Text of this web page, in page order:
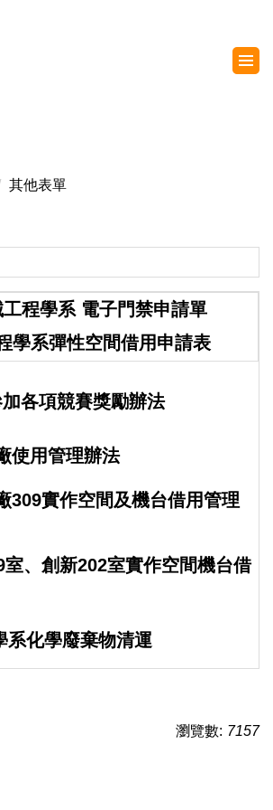
其他表單
程學系 電子門禁申請單
學系彈性空間借用申請表
各項競賽獎勵辦法
使用管理辦法
309實作空間及機台借用管理
室、創新202室實作空間機台借
系化學廢棄物清運
瀏覽數: 7157